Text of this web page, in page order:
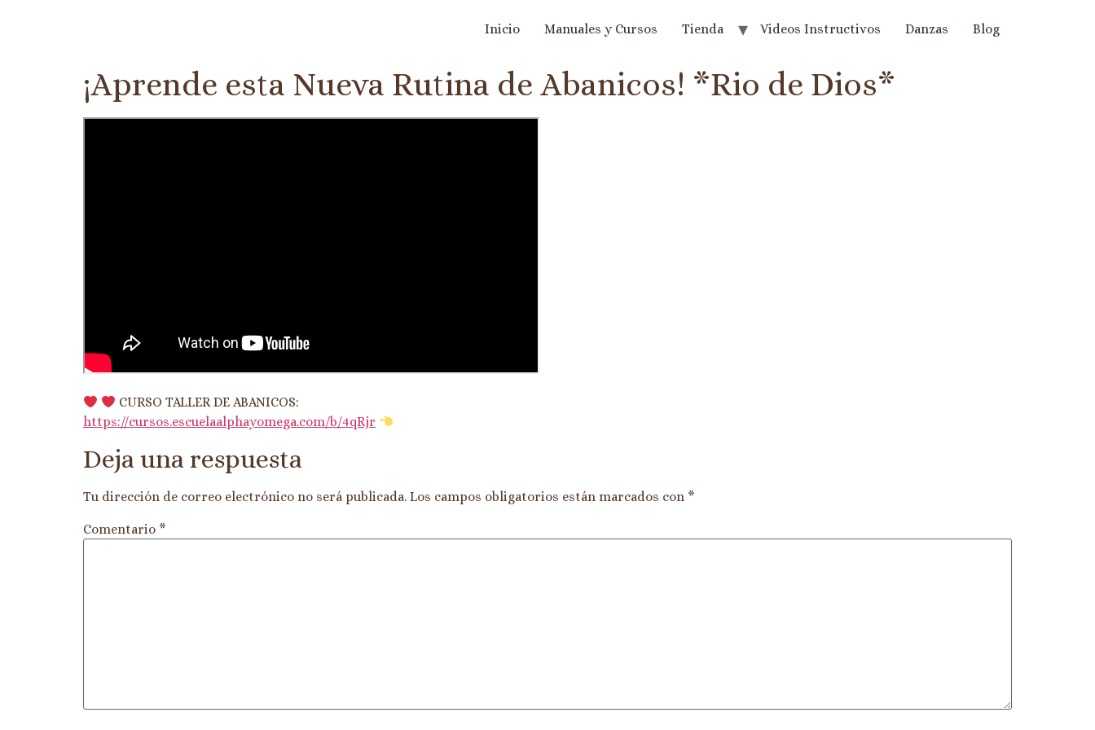
Inicio Manuales y Cursos Tienda Videos Instructivos Danzas Blog
¡Aprende esta Nueva Rutina de Abanicos! *Rio de Dios*
CURSO TALLER DE ABANICOS:
https://cursos.escuelaalphayomega.com/b/4qRjr
Deja una respuesta
Tu dirección de correo electrónico no será publicada. Los campos obligatorios están marcados con *
Comentario *